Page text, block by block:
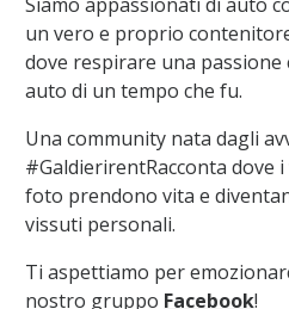
Siamo appassionati di auto
un vero e proprio
dove respirare una passione
auto di un tempo che fu.
Una community nata dagli
#GaldierirentRacconta dove
foto prendono vita e
vissuti personali.
Ti aspettiamo per
nostro gruppo Facebook!